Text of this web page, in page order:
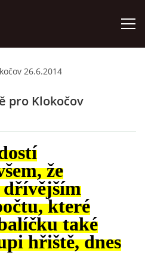
26.6.2014
pro Klokočov
že
dřívějším
které
také
hřiště, dnes